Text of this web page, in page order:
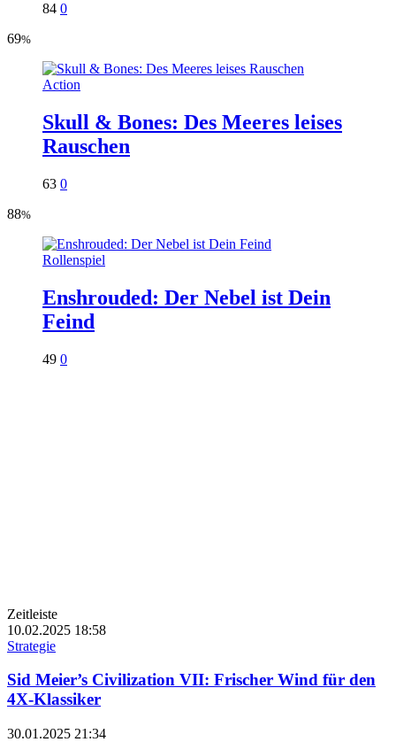
84 0
69%
Action
Skull & Bones: Des Meeres leises
Rauschen
63 0
88%
Rollenspiel
Enshrouded: Der Nebel ist Dein
Feind
49 0
Zeitleiste
10.02.2025 18:58
Strategie
Sid Meier’s Civilization VII: Frischer Wind für den
4X-Klassiker
30.01.2025 21:34